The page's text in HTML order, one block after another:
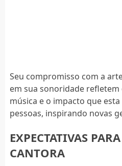
Seu compromisso com a
em sua sonoridade
música e o impacto que
pessoas, inspirando novas
EXPECTATIVAS
CANTORA